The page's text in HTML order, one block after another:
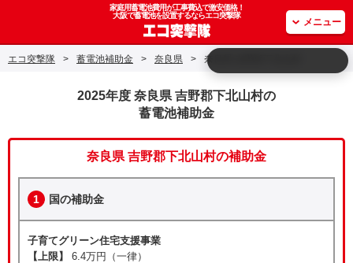
家庭用蓄電池費用が工事費込で激安価格！
大阪で蓄電池を設置するならエコ突撃隊
メニュー
エコ突撃隊 > 蓄電池補助金 > 奈良県 > 奈良県 吉野郡下北山村
2025年度 奈良県 吉野郡下北山村の
蓄電池補助金
奈良県 吉野郡下北山村の補助金
1 国の補助金
子育てグリーン住宅支援事業
【上限】
6.4万円（一律）